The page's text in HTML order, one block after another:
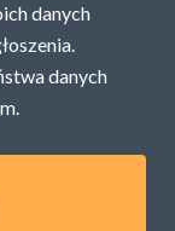
danych
danych